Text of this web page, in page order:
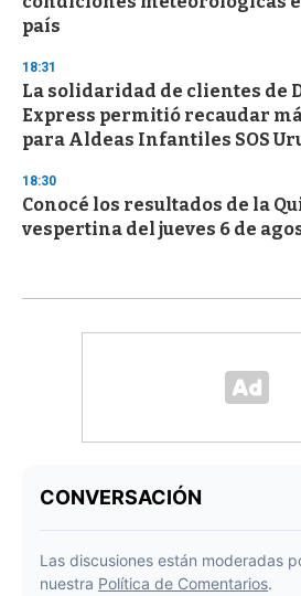
país
18:31
La solidaridad de clientes de
Express permitió recaudar
para Aldeas Infantiles SOS
18:30
Conocé los resultados de la
vespertina del jueves 6 de